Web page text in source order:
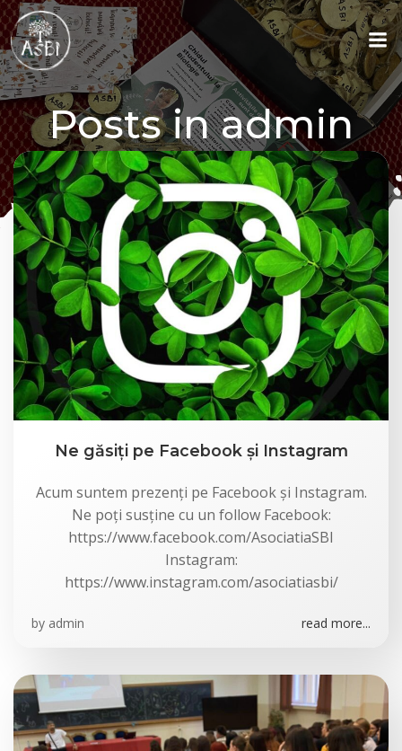
content
Posts inadmin
Ne găsiți pe Facebook și Instagram
Acum suntem prezenți pe Facebook și Instagram.
Ne poți susține cu un follow Facebook:
https://www.facebook.com/AsociatiaSBI
Instagram:
https://www.instagram.com/asociatiasbi/
by admin read more...